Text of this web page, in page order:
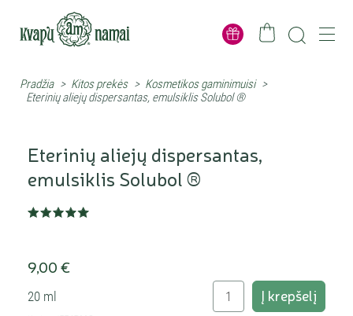
Pradžia > Kitos prekės > Kosmetikos gaminimuisi >
Eterinių aliejų dispersantas, emulsiklis Solubol ®
Eterinių aliejų dispersantas,
emulsiklis Solubol ®
9,00 €
20 ml Į krepšelį